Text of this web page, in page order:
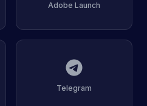
Adobe Launch
Telegram